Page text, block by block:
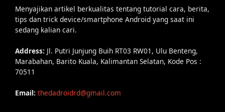
Menyajikan artikel berkualitas tentang tutorial cara, berita,
tips dan trick device/smartphone Android yang saat ini
sedang kalian cari.
Address: Jl. Putri Junjung Buih RT03 RW01, Ulu Benteng,
Marabahan, Barito Kuala, Kalimantan Selatan, Kode Pos :
70511
Email: thedadroidrd@gmail.com